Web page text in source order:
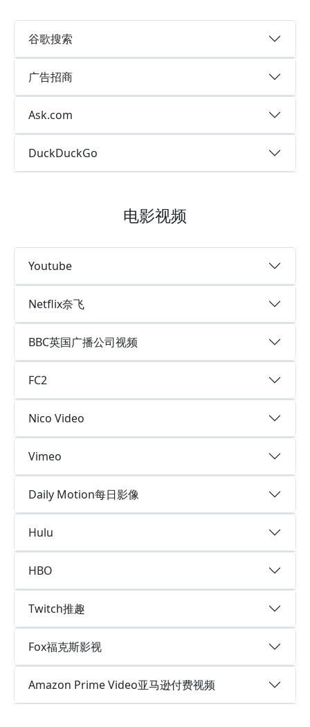
谷歌搜索
广告招商
Ask.com
DuckDuckGo
电影视频
Youtube
Netflix奈飞
BBC英国广播公司视频
FC2
Nico Video
Vimeo
Daily Motion每日影像
Hulu
HBO
Twitch推趣
Fox福克斯影视
Amazon Prime Video亚马逊付费视频